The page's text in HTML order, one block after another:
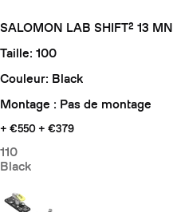
SALOMON LAB SHIFT² 13 MN
Taille: 100
Couleur: Black
Montage : Pas de montage
+ €550 + €379
110
Black